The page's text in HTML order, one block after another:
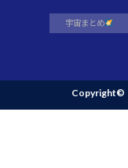
宇宙まとめ
Copyright©